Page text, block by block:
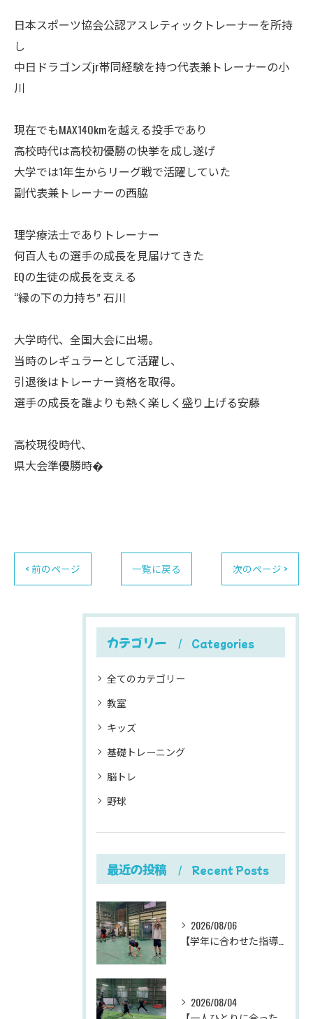
日本スポーツ協会公認アスレティックトレーナーを所持
し
中日ドラゴンズjr帯同経験を持つ代表兼トレーナーの小
川
現在でもMAX140kmを越える投手であり
高校時代は高校初優勝の快挙を成し遂げ
大学では1年生からリーグ戦で活躍していた
副代表兼トレーナーの西脇
理学療法士でありトレーナー
何百人もの選手の成長を見届けてきた
EQの生徒の成長を支える
“縁の下の力持ち” 石川
大学時代、全国大会に出場。
当時のレギュラーとして活躍し、
引退後はトレーナー資格を取得。
選手の成長を誰よりも熱く楽しく盛り上げる安藤
高校現役時代、
県大会準優勝時�
< 前のページ 一覧に戻る 次のページ >
カテゴリー Categories
全てのカテゴリー
教室
キッズ
基礎トレーニング
脳トレ
野球
最近の投稿 Recent Posts
2026/08/06
2026/08/04